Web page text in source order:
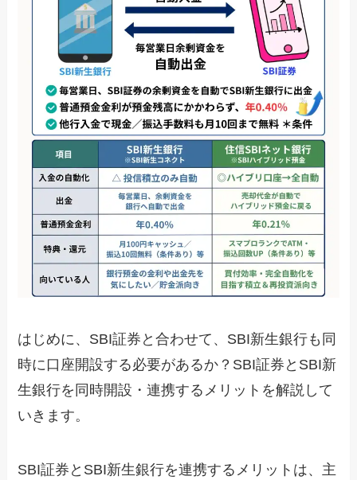
はじめに、SBI証券と合わせて、SBI新生銀行も同
時に口座開設する必要があるか？SBI証券とSBI新
生銀行を同時開設・連携するメリットを解説して
いきます。
SBI証券とSBI新生銀行を連携するメリットは、主